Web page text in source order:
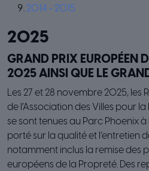
2014 - 2015
2025
GRAND PRIX EUROPÉEN
2025 AINSI QUE LE
Les 27 et 28 novembre 2025, les
de l’Association des Villes pour
se sont tenues au Parc Phoenix
porté sur la qualité et l’entretien
notamment inclus la remise des
européens de la Propreté. Des